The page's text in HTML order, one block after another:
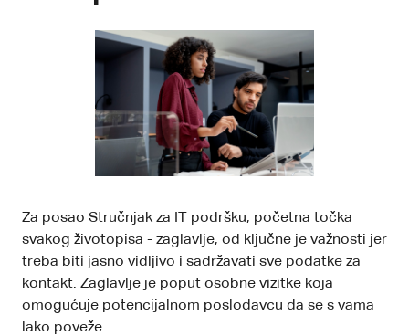
Za posao Stručnjak za IT podršku, početna točka
svakog životopisa - zaglavlje, od ključne je važnosti jer
treba biti jasno vidljivo i sadržavati sve podatke za
kontakt. Zaglavlje je poput osobne vizitke koja
omogućuje potencijalnom poslodavcu da se s vama
lako poveže.